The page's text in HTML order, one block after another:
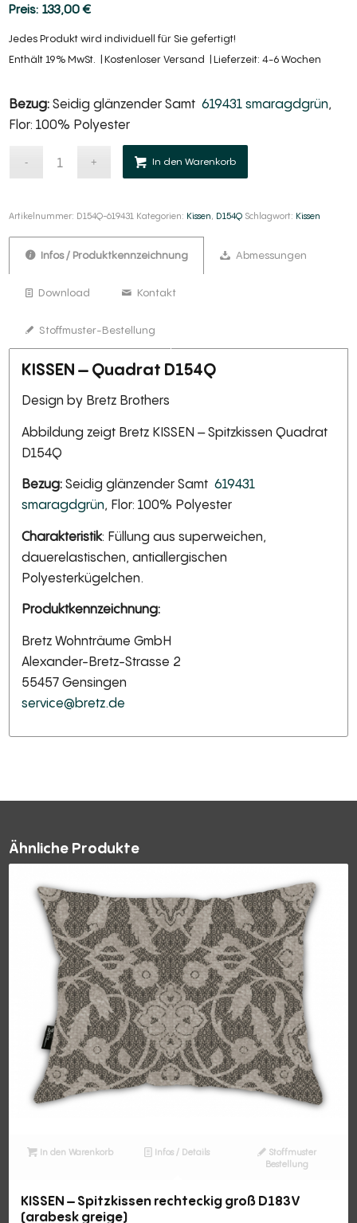
133,00€
Jedes Produkt wird individuell für Sie gefertigt!
Enthält 19% MwSt.
Kostenloser Versand Lieferzeit: 4-6 Wochen
Bezug:Seidig glänzender Samt619431 smaragdgrün,
Flor: 100% Polyester
In den Warenkorb
Artikelnummer: D154Q-619431 Kategorien: Kissen, D154Q Schlagwort: Kissen
Infos / Produktkennzeichnung Abmessungen
Download Kontakt
Stoffmuster-Bestellung
KISSEN – Quadrat D154Q
Design by Bretz Brothers
Abbildung zeigt Bretz KISSEN – Spitzkissen Quadrat
D154Q
Bezug:Seidig glänzender Samt619431
smaragdgrün, Flor: 100% Polyester
Charakteristik: Füllung aus superweichen,
dauerelastischen, antiallergischen
Polyesterkügelchen.
Produktkennzeichnung:
Bretz Wohnträume GmbH
Alexander-Bretz-Strasse 2
55457 Gensingen
service@bretz.de
Ähnliche Produkte
In den Warenkorb Infos / Details
Stoffmuster
Bestellung
KISSEN – Spitzkissen rechteckig groß D183V
(arabesk greige)